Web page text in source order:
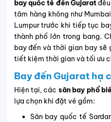
bay quốc tế đến Gujaratđều
tâm hàng không như
Lumpur trước khi tiếp tục
thành phố lớn trong bang.
bay đến và thời gian bay sẽ
tiết kiệm thời gian và tối ưu
Bay đến Gujarat hạ
Hiện tại, các sân bay phổ
lựa chọn khi đặt vé gồm:
Sân bay quốc tế